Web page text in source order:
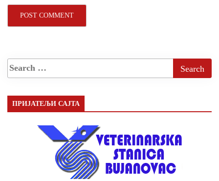
ПРИЈАТЕЉИ САЈТА